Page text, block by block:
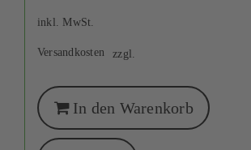
inkl. MwSt.
zzgl.
Versandkosten
In den Warenkorb